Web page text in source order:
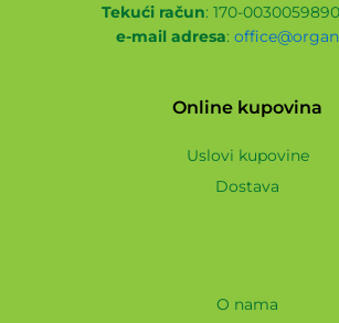
Tekući račun: 170-
e-mail adresa:
Online kupovina
Uslovi kupovine
Dostava
O nama